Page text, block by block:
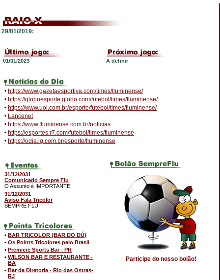
29/01/2019:
01/01/2023 A definir
• https://www.gazetaesportiva.com/times/fluminense/
• https://globoesporte.globo.com/futebol/times/fluminense/
• https://www.uol.com.br/esporte/futebol/times/fluminense/
• Lancenet
• https://www.fluminense.com.br/noticias
• https://esportes.r7.com/futebol/times/fluminense
• https://odia.ig.com.br/esporte/fluminense
31/12/2031
Comunicado Sempre Flu
O Assunto é IMPORTANTE!
31/12/2031
Aviso Fala Tricolor
SEMPRE FLU
• BAR TRICOLOR (BAR DO DÚ)
• Os Points Tricolores pelo Brasil
• Premiere Sports Bar - PR
• WILSON BAR E RESTAURANTE -
BA
• Bar da Diretoria - Rio das Ostras-
RJ
Participe do nosso bolão!